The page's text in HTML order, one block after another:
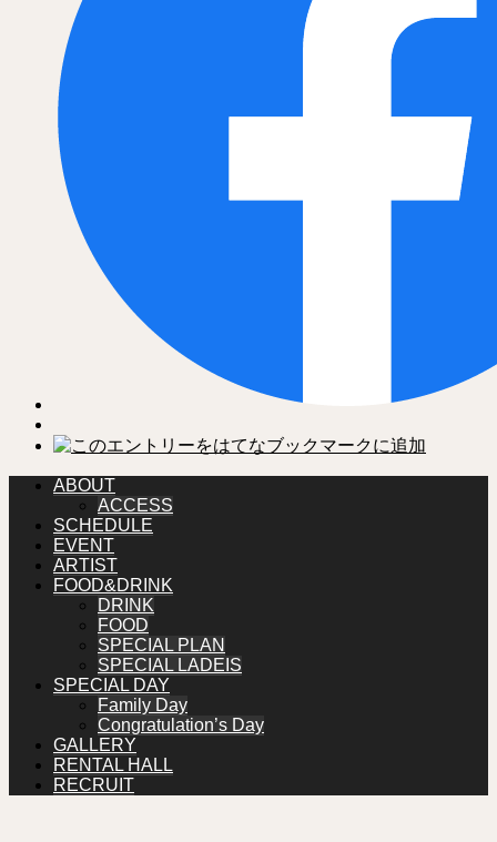
ABOUT
ACCESS
SCHEDULE
EVENT
ARTIST
FOOD&DRINK
DRINK
FOOD
SPECIAL PLAN
SPECIAL LADEIS
SPECIAL DAY
Family Day
Congratulation’s Day
GALLERY
RENTAL HALL
RECRUIT